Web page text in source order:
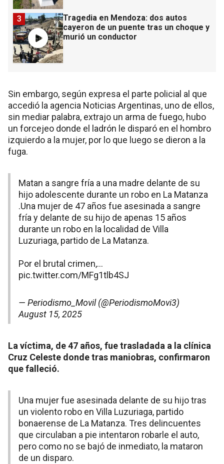
Tragedia en Mendoza: dos autos
cayeron de un puente tras un choque y
murió un conductor
3
Sin embargo, según expresa el parte policial al que
accedió la agencia Noticias Argentinas, uno de ellos,
sin mediar palabra, extrajo un arma de fuego, hubo
un forcejeo donde el ladrón le disparó en el hombro
izquierdo a la mujer, por lo que luego se dieron a la
fuga.
Matan a sangre fría a una madre delante de su
hijo adolescente durante un robo en La Matanza
.Una mujer de 47 años fue asesinada a sangre
fría y delante de su hijo de apenas 15 años
durante un robo en la localidad de Villa
Luzuriaga, partido de La Matanza.
Por el brutal crimen,…
pic.twitter.com/MFg1tlb4SJ
— Periodismo_Movil (@PeriodismoMovi3)
August 15, 2025
La víctima, de 47 años, fue trasladada a la clínica
Cruz Celeste donde tras maniobras, confirmaron
que falleció.
Una mujer fue asesinada delante de su hijo tras
un violento robo en Villa Luzuriaga, partido
bonaerense de La Matanza. Tres delincuentes
que circulaban a pie intentaron robarle el auto,
pero como no se bajó de inmediato, la mataron
de un disparo.